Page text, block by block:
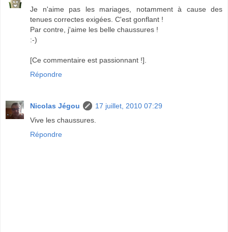
Je n'aime pas les mariages, notamment à cause des
tenues correctes exigées. C'est gonflant !
Par contre, j'aime les belle chaussures !
:-)
[Ce commentaire est passionnant !].
Répondre
Nicolas Jégou
17 juillet, 2010 07:29
Vive les chaussures.
Répondre